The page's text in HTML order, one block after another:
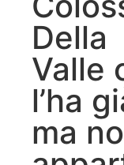
Della
Valle
l’ha
ma